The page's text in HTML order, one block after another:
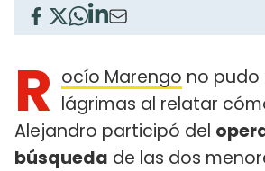
R ocío Marengo no pudo
lágrimas al relatar
Alejandro participó del
búsqueda de las dos